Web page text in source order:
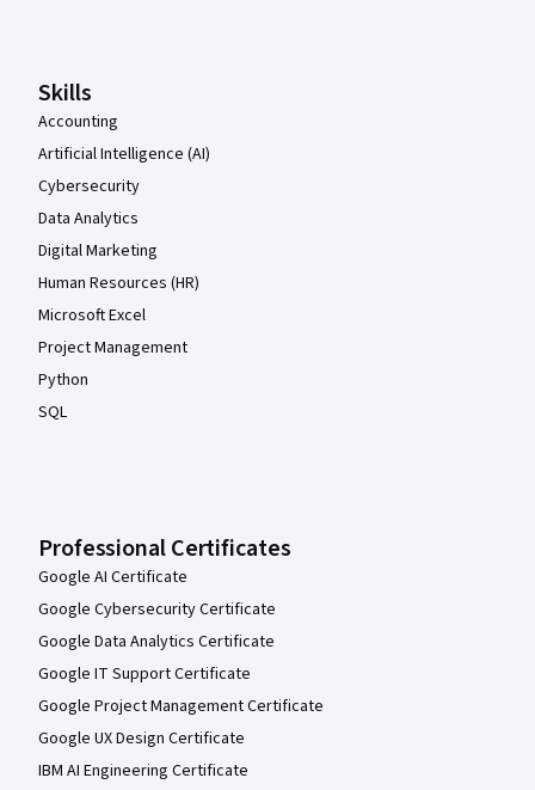
Skills
Accounting
Artificial Intelligence (AI)
Cybersecurity
Data Analytics
Digital Marketing
Human Resources (HR)
Microsoft Excel
Project Management
Python
SQL
Professional Certificates
Google AI Certificate
Google Cybersecurity Certificate
Google Data Analytics Certificate
Google IT Support Certificate
Google Project Management Certificate
Google UX Design Certificate
IBM AI Engineering Certificate